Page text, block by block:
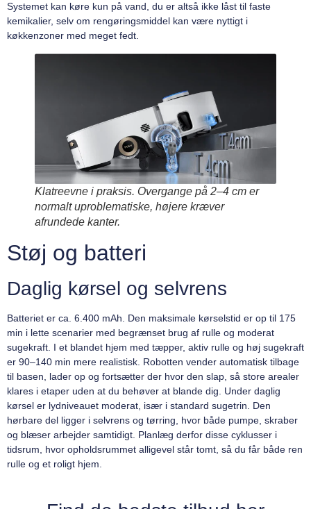
Systemet kan køre kun på vand, du er altså ikke låst til faste
kemikalier, selv om rengøringsmiddel kan være nyttigt i
køkkenzoner med meget fedt.
Klatreevne i praksis. Overgange på 2–4 cm er
normalt uproblematiske, højere kræver
afrundede kanter.
Støj og batteri
Daglig kørsel og selvrens
Batteriet er ca. 6.400 mAh. Den maksimale kørselstid er op til 175
min i lette scenarier med begrænset brug af rulle og moderat
sugekraft. I et blandet hjem med tæpper, aktiv rulle og høj sugekraft
er 90–140 min mere realistisk. Robotten vender automatisk tilbage
til basen, lader op og fortsætter der hvor den slap, så store arealer
klares i etaper uden at du behøver at blande dig. Under daglig
kørsel er lydniveauet moderat, især i standard sugetrin. Den
hørbare del ligger i selvrens og tørring, hvor både pumpe, skraber
og blæser arbejder samtidigt. Planlæg derfor disse cyklusser i
tidsrum, hvor opholdsrummet alligevel står tomt, så du får både ren
rulle og et roligt hjem.